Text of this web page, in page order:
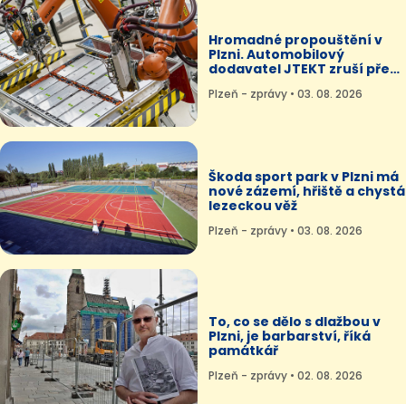
Hromadné propouštění v
Plzni. Automobilový
dodavatel JTEKT zruší přes
Plzeň - zprávy • 03. 08. 2026
Škoda sport park v Plzni má
nové zázemí, hřiště a chystá
lezeckou věž
Plzeň - zprávy • 03. 08. 2026
To, co se dělo s dlažbou v
Plzni, je barbarství, říká
památkář
Plzeň - zprávy • 02. 08. 2026